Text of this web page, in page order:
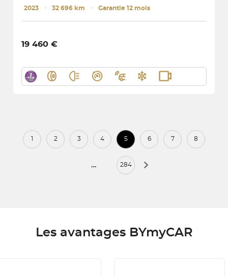
2023 ･ 32 696 km ･ Garantie 12 mois
19 460 €
1 2 3 4 5 6 7 8
… 284
Les avantages BYmyCAR